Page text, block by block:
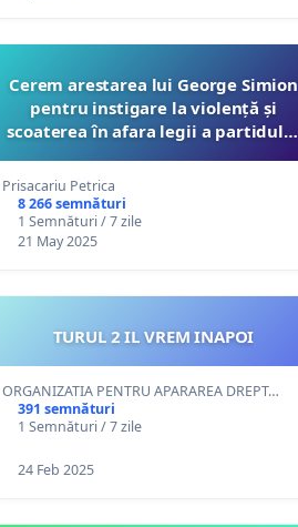
Cerem arestarea lui George Simion
pentru instigare la violență și
scoaterea în afara legii a partidului
Prisacariu Petrica
8 266 semnături
1 Semnături / 7 zile
21 May 2025
TURUL 2 IL VREM INAPOI
ORGANIZATIA PENTRU APARAREA DREPT…
391 semnături
1 Semnături / 7 zile
24 Feb 2025